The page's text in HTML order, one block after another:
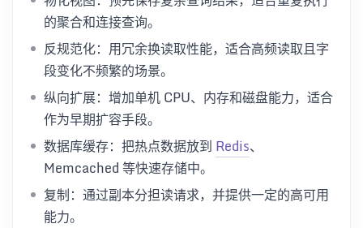
的聚合和连接查询。
反规范化：用冗余换读取性能，适合高频读取且字
段变化不频繁的场景。
纵向扩展：增加单机 CPU、内存和磁盘能力，适合
作为早期扩容手段。
数据库缓存：把热点数据放到 Redis、
Memcached 等快速存储中。
复制：通过副本分担读请求，并提供一定的高可用
能力。